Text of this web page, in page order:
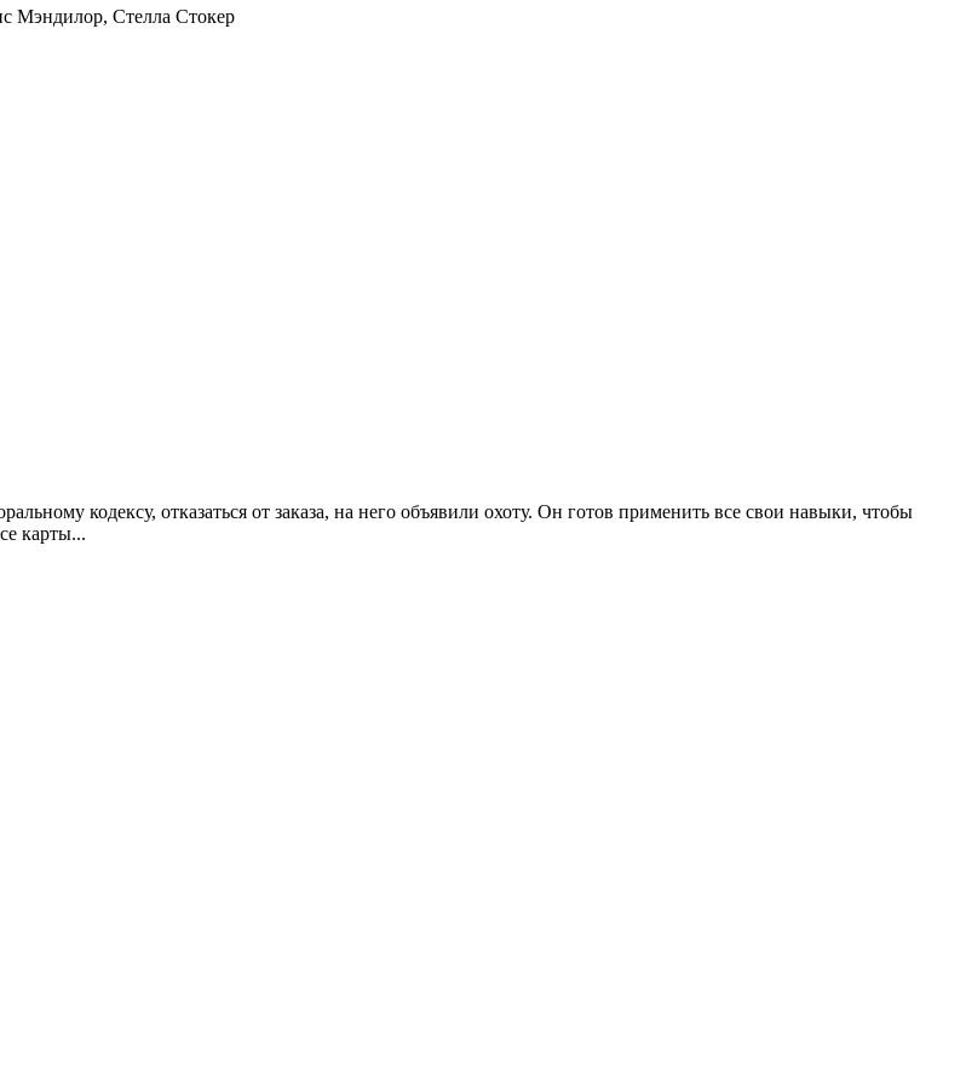
Мэндилор, Стелла Стокер
кодексу, отказаться от заказа, на него объявили охоту. Он готов применить все свои навыки, чтобы
карты...